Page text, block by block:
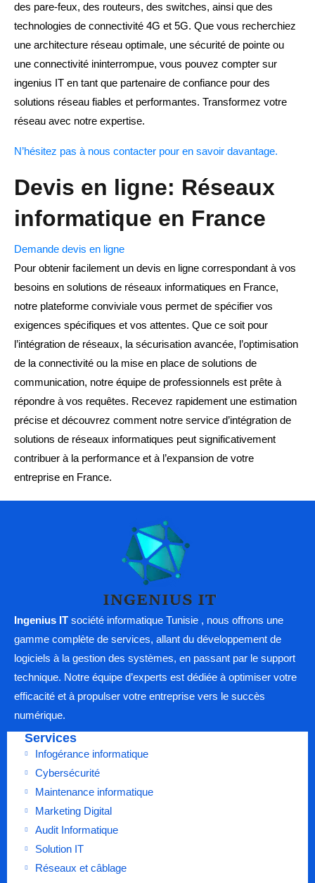
des pare-feux, des routeurs, des switches, ainsi que des
technologies de connectivité 4G et 5G. Que vous recherchiez
une architecture réseau optimale, une sécurité de pointe ou
une connectivité ininterrompue, vous pouvez compter sur
ingenius IT en tant que partenaire de confiance pour des
solutions réseau fiables et performantes. Transformez votre
réseau avec notre expertise.
N’hésitez pas à nous contacter pour en savoir davantage.
Devis en ligne: Réseaux
informatique en France
Demande devis en ligne
Pour obtenir facilement un devis en ligne correspondant à vos
besoins en solutions de réseaux informatiques en France,
notre plateforme conviviale vous permet de spécifier vos
exigences spécifiques et vos attentes. Que ce soit pour
l’intégration de réseaux, la sécurisation avancée, l’optimisation
de la connectivité ou la mise en place de solutions de
communication, notre équipe de professionnels est prête à
répondre à vos requêtes. Recevez rapidement une estimation
précise et découvrez comment notre service d’intégration de
solutions de réseaux informatiques peut significativement
contribuer à la performance et à l’expansion de votre
entreprise en France.
Ingenius IT société informatique Tunisie , nous offrons une
gamme complète de services, allant du développement de
logiciels à la gestion des systèmes, en passant par le support
technique. Notre équipe d’experts est dédiée à optimiser votre
efficacité et à propulser votre entreprise vers le succès
numérique.
Services
Infogérance informatique
Cybersécurité
Maintenance informatique
Marketing Digital
Audit Informatique
Solution IT
Réseaux et câblage